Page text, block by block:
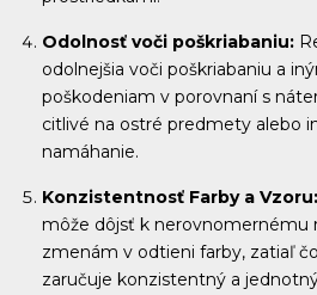
Odolnosť voči poškriabaniu:
odolnejšia voči poškriabaniu a
poškodeniam v porovnaní s
citlivé na ostré predmety alebo
namáhanie.
Konzistentnosť Farby a Vzoru:
môže dôjsť k nerovnomernému
zmenám v odtieni farby, zatiaľ
zaručuje konzistentný a